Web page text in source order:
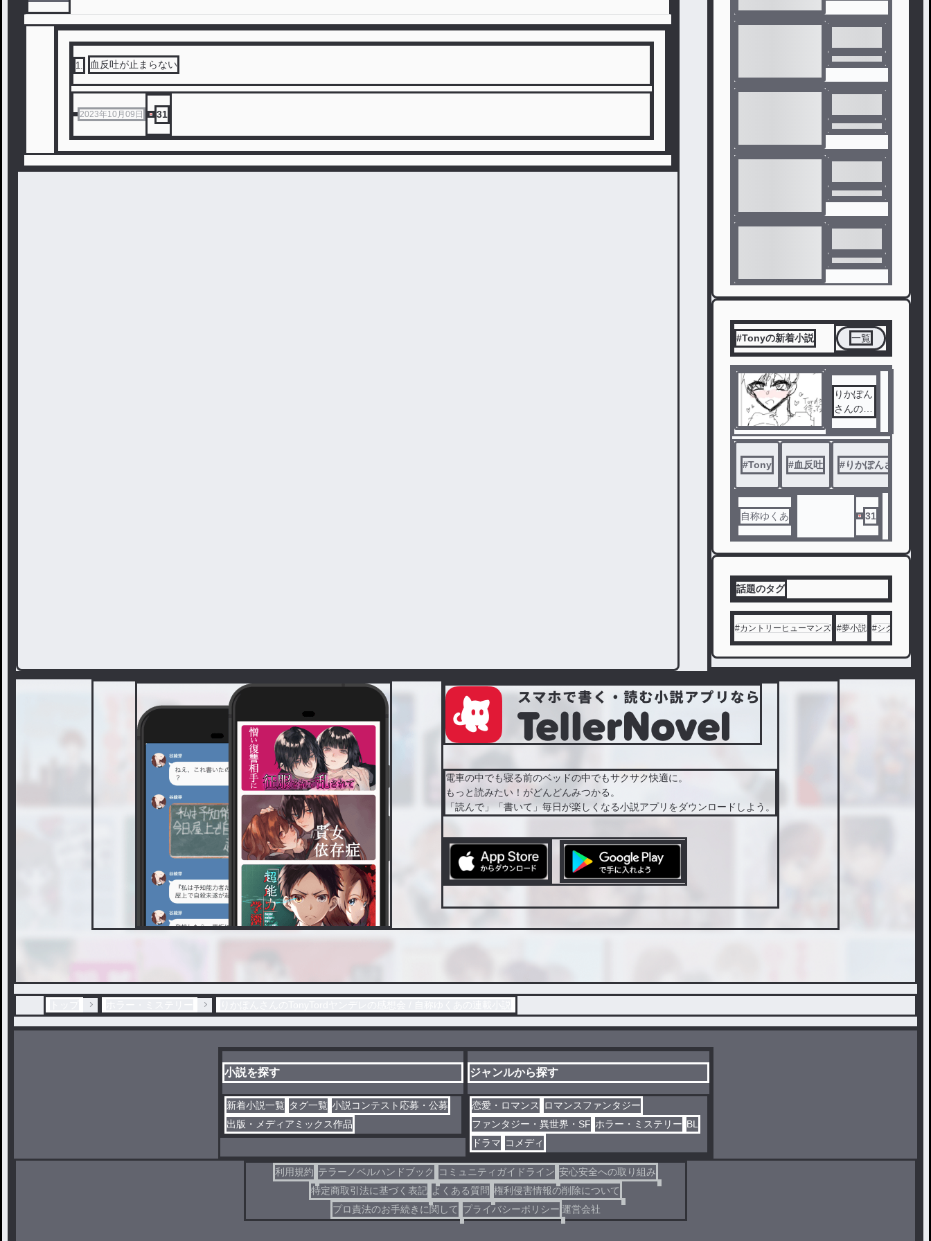
1 血反吐が止まらない
2023年10月09日 31
#Tonyの新着小説 一覧
りかぽん
さんのTo
ンデレの
#Tony #血反吐 #りかぽんさん
自称ゆくあ 31
話題のタグ
#カントリーヒューマンズ #夢小説 #シクフォニ
電車の中でも寝る前のベッドの中でもサクサク快適に。
もっと読みたい！がどんどんみつかる。
「読んで」「書いて」毎日が楽しくなる小説アプリをダウンロードしよう。
小説を探す
新着小説一覧 タグ一覧 小説コンテスト応募・公募
出版・メディアミックス作品
ジャンルから探す
恋愛・ロマンス
ロマンスファンタジー
ファンタジー・異世界・SF ホラー・ミステリー BL
ドラマ コメディ
利用規約 テラーノベルハンドブック コミュニティガイドライン 安心安全への取り組み
特定商取引法に基づく表記 よくある質問 権利侵害情報の削除について
プロ責法のお手続きに関して プライバシーポリシー 運営会社